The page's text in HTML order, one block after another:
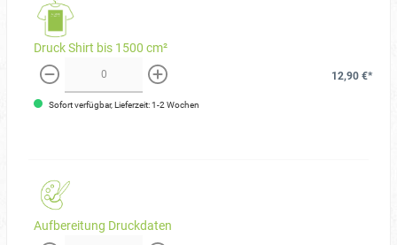
Druck Shirt bis 1500 cm²
weniger mehr
12,90 €*
Sofort verfügbar, Lieferzeit: 1-2 Wochen
Aufbereitung Druckdaten